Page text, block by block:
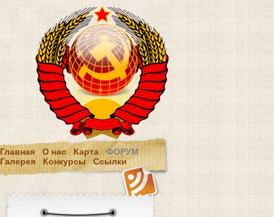
Главная О нас Карта
ФОРУМ
Галерея
Конкурсы Ссылки